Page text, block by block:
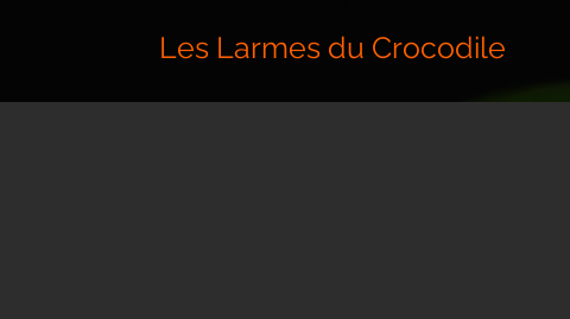
Les Larmes du Crocodile